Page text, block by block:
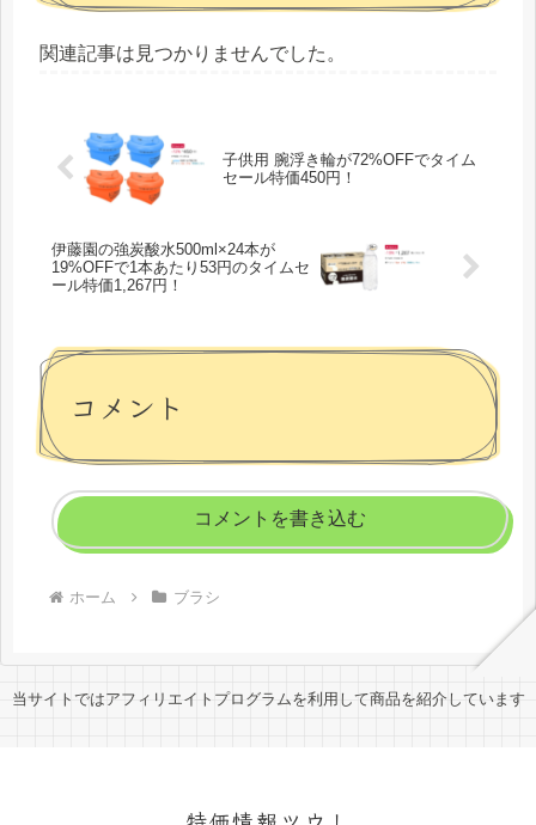
関連記事は見つかりませんでした。
子供用 腕浮き輪が72%OFFでタイム
セール特価450円！
伊藤園の強炭酸水500ml×24本が
19%OFFで1本あたり53円のタイムセ
ール特価1,267円！
コメント
コメントを書き込む
ホーム ブラシ
当サイトではアフィリエイトプログラムを利用して商品を紹介しています